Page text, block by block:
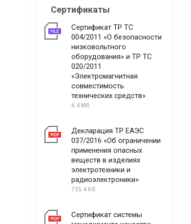
Сертификаты
Сертификат ТР ТС
004/2011 «О безопасности
низковольтного
оборудования» и ТР ТС
020/2011
«Электромагнитная
совместимость
технических средств»
6.4 Мб
Декларация ТР ЕАЭС
037/2016 «Об ограничении
применения опасных
веществ в изделиях
электротехники и
радиоэлектроники»
735.4 Кб
Сертификат системы